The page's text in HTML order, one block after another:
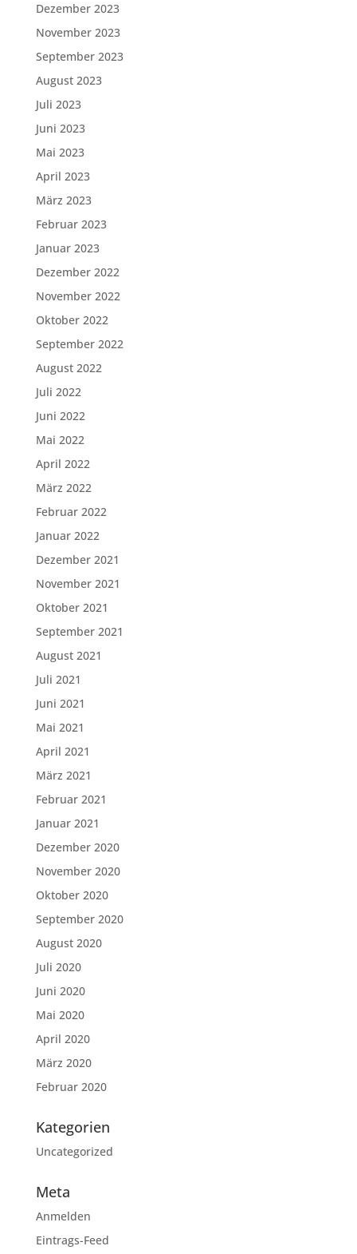
Dezember 2023
November 2023
September 2023
August 2023
Juli 2023
Juni 2023
Mai 2023
April 2023
März 2023
Februar 2023
Januar 2023
Dezember 2022
November 2022
Oktober 2022
September 2022
August 2022
Juli 2022
Juni 2022
Mai 2022
April 2022
März 2022
Februar 2022
Januar 2022
Dezember 2021
November 2021
Oktober 2021
September 2021
August 2021
Juli 2021
Juni 2021
Mai 2021
April 2021
März 2021
Februar 2021
Januar 2021
Dezember 2020
November 2020
Oktober 2020
September 2020
August 2020
Juli 2020
Juni 2020
Mai 2020
April 2020
März 2020
Februar 2020
Kategorien
Uncategorized
Meta
Anmelden
Eintrags-Feed